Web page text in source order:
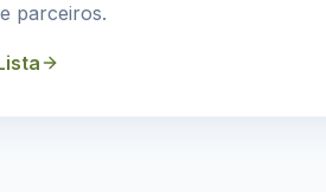
parceiros.